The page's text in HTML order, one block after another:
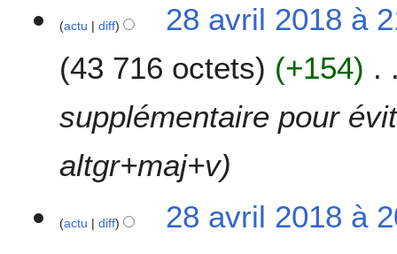
m
d
i
a
t
o
l
actu diff
28 avril 2018 à
43 716 octets
+154
supplémentaire pour
altgr+maj+v
actu diff
28 avril 2018 à